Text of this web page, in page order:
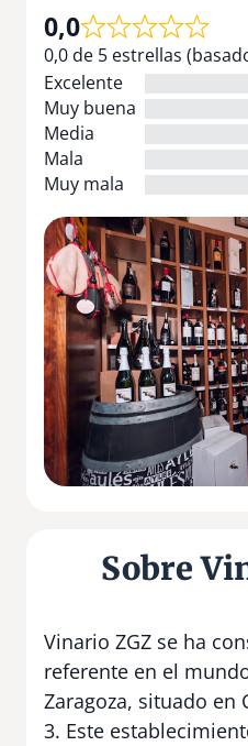
0,0
0,0 de 5 estrellas
Excelente
Muy buena
Media
Mala
Muy mala
Sobre
Vinario ZGZ se ha
referente en el
Zaragoza, situado en
3. Este